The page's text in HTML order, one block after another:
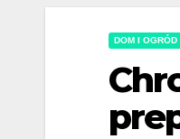
DOM I OGRÓD